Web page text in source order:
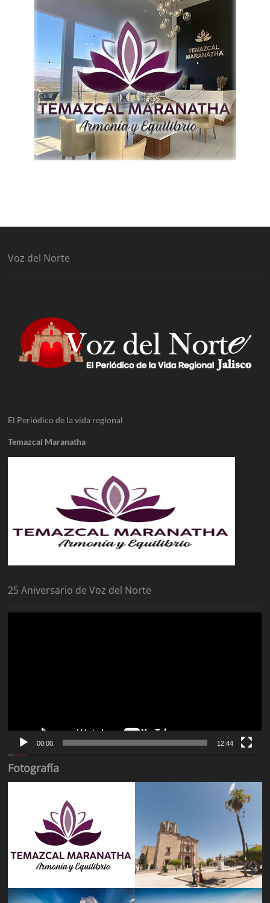
Voz del Norte
El Periódico de la vida regional
Temazcal Maranatha
25 Aniversario de Voz del Norte
00:00 12:44
Fotografía